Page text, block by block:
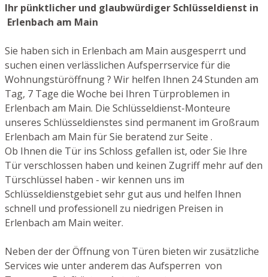
Ihr pünktlicher und glaubwürdiger Schlüsseldienst in
Erlenbach am Main
Sie haben sich in Erlenbach am Main ausgesperrt und
suchen einen verlässlichen Aufsperrservice für die
Wohnungstüröffnung ? Wir helfen Ihnen 24 Stunden am
Tag, 7 Tage die Woche bei Ihren Türproblemen in
Erlenbach am Main. Die Schlüsseldienst-Monteure
unseres Schlüsseldienstes sind permanent im Großraum
Erlenbach am Main für Sie beratend zur Seite .
Ob Ihnen die Tür ins Schloss gefallen ist, oder Sie Ihre
Tür verschlossen haben und keinen Zugriff mehr auf den
Türschlüssel haben - wir kennen uns im
Schlüsseldienstgebiet sehr gut aus und helfen Ihnen
schnell und professionell zu niedrigen Preisen in
Erlenbach am Main weiter.
Neben der der Öffnung von Türen bieten wir zusätzliche
Services wie unter anderem das Aufsperren von